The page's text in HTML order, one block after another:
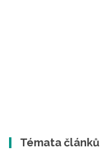
Témata článků